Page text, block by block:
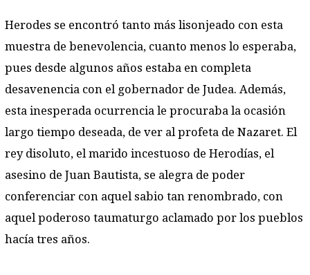
Herodes se encontró tanto más lisonjeado con esta
muestra de benevolencia, cuanto menos lo esperaba,
pues desde algunos años estaba en completa
desavenencia con el gobernador de Judea. Además,
esta inesperada ocurrencia le procuraba la ocasión
largo tiempo deseada, de ver al profeta de Nazaret. El
rey disoluto, el marido incestuoso de Herodías, el
asesino de Juan Bautista, se alegra de poder
conferenciar con aquel sabio tan renombrado, con
aquel poderoso taumaturgo aclamado por los pueblos
hacía tres años.